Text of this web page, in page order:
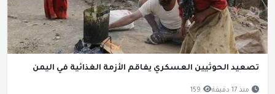
تصعيد الحوثيين العسكري يفاقم الأزمة الغذائية في اليمن
منذ 17 دقيقة 159